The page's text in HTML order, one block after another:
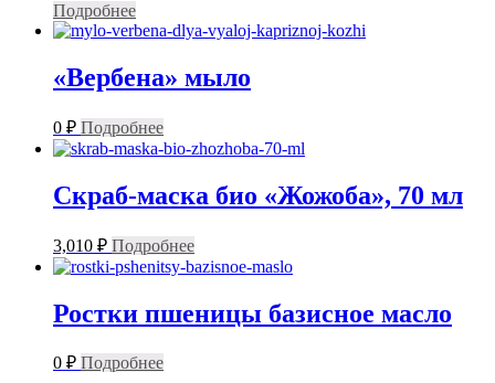
Подробнее
«Вербена» мыло
0 ₽ Подробнее
Скраб-маска био «Жожоба», 70 мл
3,010 ₽ Подробнее
Ростки пшеницы базисное масло
0 ₽ Подробнее